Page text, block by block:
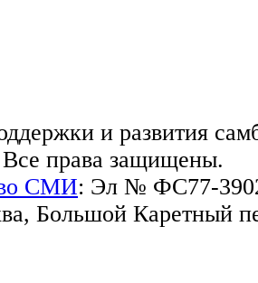
и развития
права защищены.
СМИ: Эл № ФС77-
Большой Каретный